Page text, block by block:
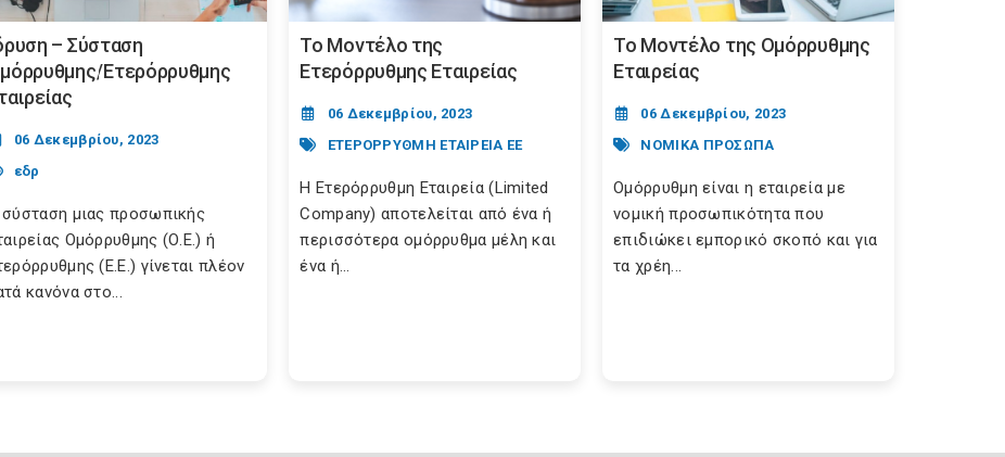
– Σύσταση
Ετερόρρυθμης
06 Δεκεμβρίου, 2023
εδρ
μιας προσωπικής
Ομόρρυθμης (Ο.Ε.) ή
(Ε.Ε.) γίνεται πλέον
κανόνα στο...
Το Μοντέλο της
Ετερόρρυθμης Εταιρείας
06 Δεκεμβρίου, 2023
ΕΤΕΡΟΡΡΥΘΜΗ ΕΤΑΙΡΕΙΑ ΕΕ
Η Ετερόρρυθμη Εταιρεία (Limited
Company) αποτελείται από ένα ή
περισσότερα ομόρρυθμα μέλη και
ένα ή...
Το Μοντέλο της Ομόρρυθμης
Εταιρείας
06 Δεκεμβρίου, 2023
ΝΟΜΙΚΑ ΠΡΟΣΩΠΑ
Ομόρρυθμη είναι η εταιρεία με
νομική προσωπικότητα που
επιδιώκει εμπορικό σκοπό και για
τα χρέη...